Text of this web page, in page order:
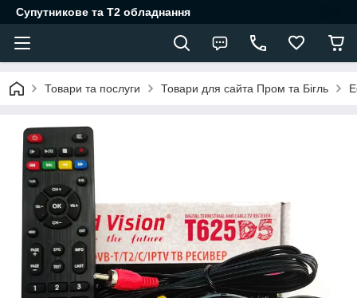
Супутникове та Т2 обладнання
Товари та послуги Товари для сайта Пром та Бігль